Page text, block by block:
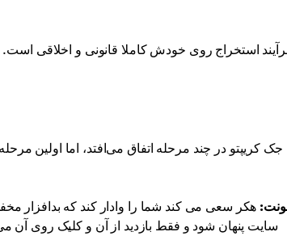
استخراج روی خودش کاملا قانونی و اخلاقی
کریپتو در چند مرحله اتفاق می‌افتد، اما اولین
هکر سعی می کند شما را وادار کند که بدافزار
سایت پنهان شود و فقط بازدید از آن و کلیک روی آن